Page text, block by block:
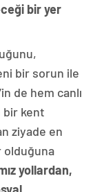
bir yer
bir sorun ile
de hem canlı
bir kent
ziyade en
olduğuna
yollardan,